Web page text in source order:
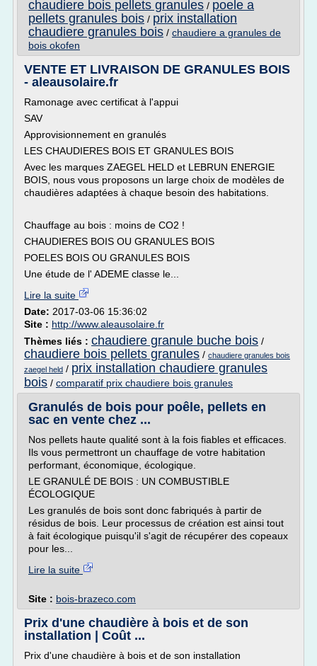
chaudiere bois pellets granules / poele a
pellets granules bois / prix installation
chaudiere granules bois / chaudiere a granules de
bois okofen
VENTE ET LIVRAISON DE GRANULES BOIS
- aleausolaire.fr
Ramonage avec certificat à l'appui
SAV
Approvisionnement en granulés
LES CHAUDIERES BOIS ET GRANULES BOIS
Avec les marques ZAEGEL HELD et LEBRUN ENERGIE
BOIS, nous vous proposons un large choix de modèles de
chaudières adaptées à chaque besoin des habitations.
Chauffage au bois : moins de CO2 !
CHAUDIERES BOIS OU GRANULES BOIS
POELES BOIS OU GRANULES BOIS
Une étude de l' ADEME classe le...
Lire la suite
Date: 2017-03-06 15:36:02
Site : http://www.aleausolaire.fr
Thèmes liés : chaudiere granule buche bois /
chaudiere bois pellets granules / chaudiere granules bois
zaegel held / prix installation chaudiere granules
bois / comparatif prix chaudiere bois granules
Granulés de bois pour poêle, pellets en
sac en vente chez ...
Nos pellets haute qualité sont à la fois fiables et efficaces.
Ils vous permettront un chauffage de votre habitation
performant, économique, écologique.
LE GRANULÉ DE BOIS : UN COMBUSTIBLE
ÉCOLOGIQUE
Les granulés de bois sont donc fabriqués à partir de
résidus de bois. Leur processus de création est ainsi tout
à fait écologique puisqu'il s'agit de récupérer des copeaux
pour les...
Lire la suite
Site : bois-brazeco.com
Prix d'une chaudière à bois et de son
installation | Coût ...
Prix d'une chaudière à bois et de son installation